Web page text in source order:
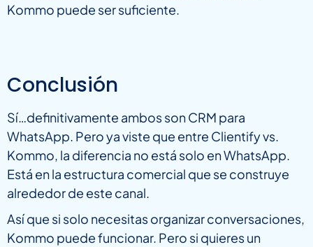
Kommo puede ser suficiente.
Conclusión
Sí…definitivamente ambos son CRM para
WhatsApp. Pero ya viste que entre Clientify vs.
Kommo, la diferencia no está solo en WhatsApp.
Está en la estructura comercial que se construye
alrededor de este canal.
Así que si solo necesitas organizar conversaciones,
Kommo puede funcionar. Pero si quieres un